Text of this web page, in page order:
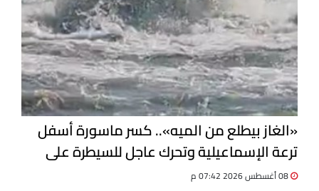
«الغاز بيطلع من الميه».. كسر ماسورة أسفل
ترعة الإسماعيلية وتحرك عاجل للسيطرة على
التسرب